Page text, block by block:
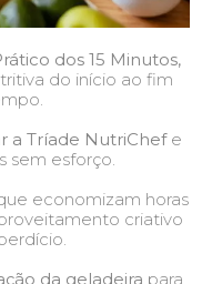
dos 15 Minutos,
do início ao fim
a Tríade NutriChefe
sem esforço.
economizam horas
criativo
da geladeira para